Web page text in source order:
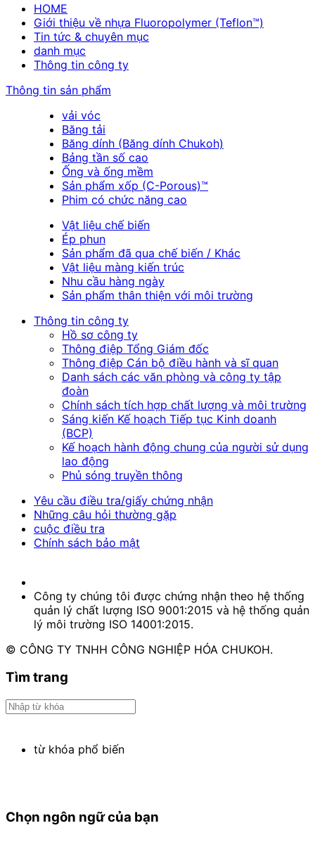
HOME
Giới thiệu về nhựa Fluoropolymer (Teflon™)
Tin tức & chuyên mục
danh mục
Thông tin công ty
Thông tin sản phẩm
vải vóc
Băng tải
Băng dính (Băng dính Chukoh)
Bảng tần số cao
Ống và ống mềm
Sản phẩm xốp (C-Porous)™
Phim có chức năng cao
Vật liệu chế biến
Ép phun
Sản phẩm đã qua chế biến / Khác
Vật liệu màng kiến trúc
Nhu cầu hàng ngày
Sản phẩm thân thiện với môi trường
Thông tin công ty
Hồ sơ công ty
Thông điệp Tổng Giám đốc
Thông điệp Cán bộ điều hành và sĩ quan
Danh sách các văn phòng và công ty tập
đoàn
Chính sách tích hợp chất lượng và môi trường
Sáng kiến Kế hoạch Tiếp tục Kinh doanh
(BCP)
Kế hoạch hành động chung của người sử dụng
lao động
Phủ sóng truyền thông
Yêu cầu điều tra/giấy chứng nhận
Những câu hỏi thường gặp
cuộc điều tra
Chính sách bảo mật
Công ty chúng tôi được chứng nhận theo hệ thống
quản lý chất lượng ISO 9001:2015 và hệ thống quản
lý môi trường ISO 14001:2015.
© CÔNG TY TNHH CÔNG NGHIỆP HÓA CHUKOH.
Tìm trang
từ khóa phổ biến
Chọn ngôn ngữ của bạn